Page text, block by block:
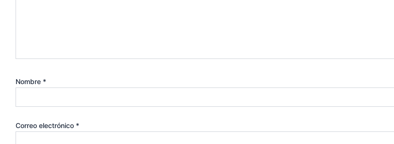
Nombre *
Correo electrónico *